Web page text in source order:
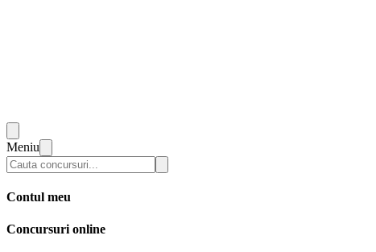
Meniu
Contul meu
Concursuri online